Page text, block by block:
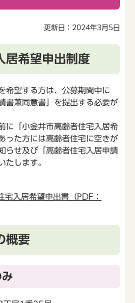
更新日：2024年3月5日
居希望申出制度
希望する方は、公募期間中に
書兼同意書」を提出する必要が
に「小金井市高齢者住宅入居希
った方には高齢者住宅に空きが
らせ及び「高齢者住宅入居申請
たします。
宅入居希望申出書（PDF：
概要